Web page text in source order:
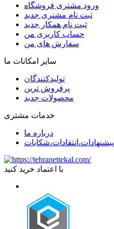
ورود مشتری فروشگاه
ثبت نام مشتری جدید
ثبت نام همکار جدید
حساب کاربری من
سفارش های من
سایر امکانات ما
تولیدکنندگان
پرفروش ترین
محصولات جدید
خدمات مشتری
درباره ما
پیشنهادات،انتقادات،شکایات
با اعتماد خرید کنید